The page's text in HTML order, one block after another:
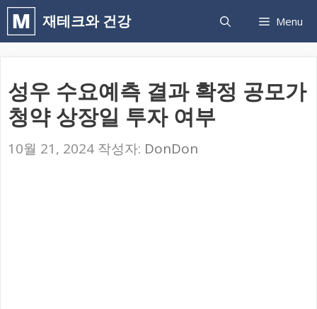
컨
텐
건
너
뛰
재테크와 건강 Menu
성우 수요예측 결과 확정 공모가
청약 상장일 투자 여부
10월 21, 2024 작성자: DonDon